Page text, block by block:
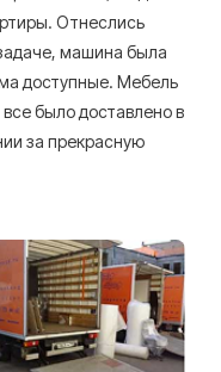
Отнеслись
машина была
доступные. Мебель
было доставлено в
за прекрасную